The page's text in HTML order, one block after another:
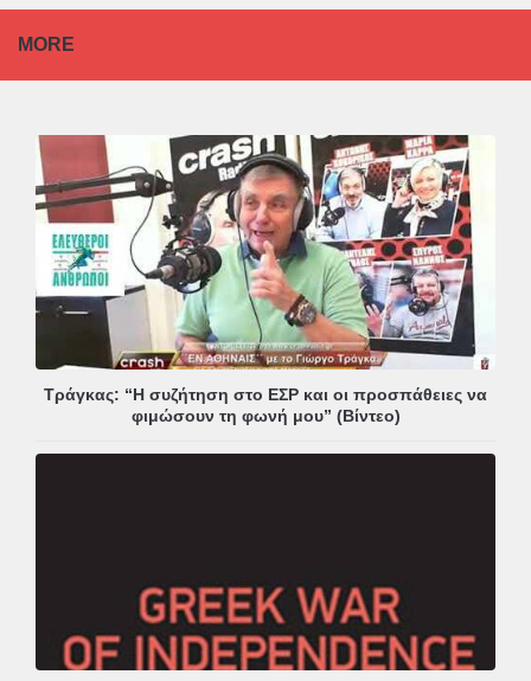
MORE
Τράγκας: “Η συζήτηση στο ΕΣΡ και οι προσπάθειες να
φιμώσουν τη φωνή μου” (Βίντεο)